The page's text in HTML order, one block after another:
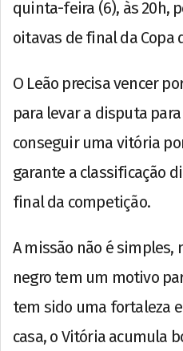
quinta-feira (6), às 20h,
oitavas de final da Copa
O Leão precisa vencer
para levar a disputa
conseguir uma vitória
garante a classificação
final da competição.
A missão não é simples,
negro tem um motivo
tem sido uma fortaleza
casa, o Vitória acumula